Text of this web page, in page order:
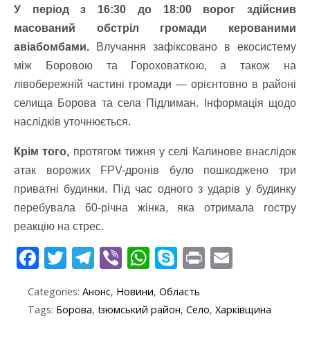
У період з 16:30 до 18:00 ворог здійснив
масований обстріл громади керованими
авіабомбами. Влучання зафіксовано в екосистему
між Боровою та Гороховаткою, а також на
лівобережній частині громади — орієнтовно в районі
селища Борова та села Підлиман. Інформація щодо
наслідків уточнюється.
Крім того, протягом тижня у селі Калинове внаслідок
атак ворожих FPV-дронів було пошкоджено три
приватні будинки. Під час одного з ударів у будинку
перебувала 60-річна жінка, яка отримала гостру
реакцію на стрес.
F
e
b
T
itt
er
T
e
Vi
er
W
at
s
S
y
p
Pr
t ai
Categories: Анонс, Новини, Область
Tags: Борова, Ізюмський район, Село, Харківщина